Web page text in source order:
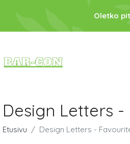
Oletko
Design Letters -
Etusivu Design Letters -